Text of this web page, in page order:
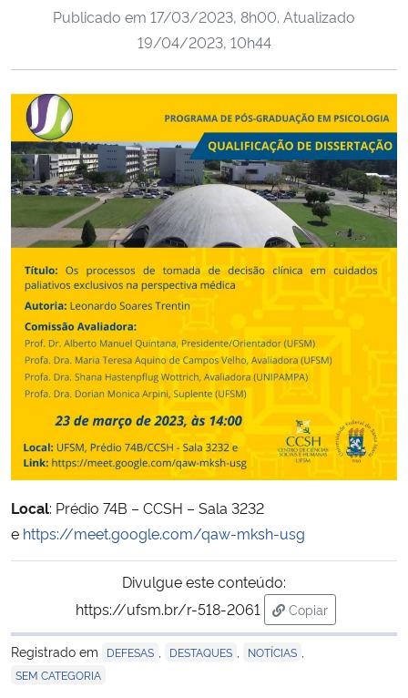
Ministério da Cidadania
Ministério de Minas e Energia
Ministério da Ciência, Tecnologia, Inovações e Comunicações
Ministério do Meio Ambiente
Ministério do Desenvolvimento Regional
Controladoria-Geral da União
Ministério da Mulher, da Família e dos Direitos Humanos
Secretaria-Geral
Gabinete de Segurança Institucional
Publicado em 17/03/2023, 8h00. Atualizado
19/04/2023, 10h44
Local: Prédio 74B – CCSH – Sala 3232
e https://meet.google.com/qaw-mksh-usg
Divulgue este conteúdo:
https://ufsm.br/r-518-2061
Copiar
para área de
Registrado em
DEFESAS DESTAQUES NOTÍCIAS
SEM CATEGORIA